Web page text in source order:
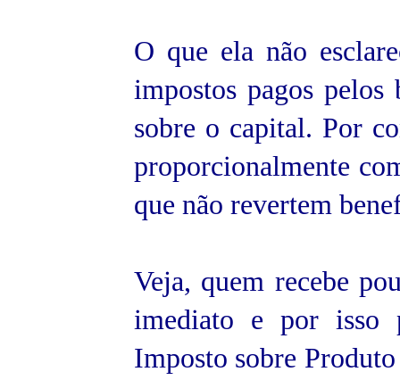
O que ela não
impostos pagos
sobre o capital. Por
proporcionalmente
que não revertem
Veja, quem recebe
imediato e por isso
Imposto sobre